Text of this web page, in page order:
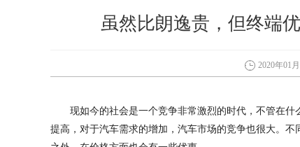
虽然比朗逸贵，但终端
2020年01
现如今的社会是一个竞争非常激烈的时代，不管在
提高，对于汽车需求的增加，汽车市场的竞争也很大。